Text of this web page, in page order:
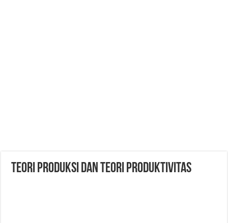
Teori Produksi dan Teori Produktivitas